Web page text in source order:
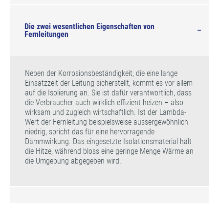
Die zwei wesentlichen Eigenschaften von
Fernleitungen
Neben der Korrosionsbeständigkeit, die eine lange
Einsatzzeit der Leitung sicherstellt, kommt es vor allem
auf die Isolierung an. Sie ist dafür verantwortlich, dass
die Verbraucher auch wirklich effizient heizen – also
wirksam und zugleich wirtschaftlich. Ist der Lambda-
Wert der Fernleitung beispielsweise aussergewöhnlich
niedrig, spricht das für eine hervorragende
Dämmwirkung. Das eingesetzte Isolationsmaterial hält
die Hitze, während bloss eine geringe Menge Wärme an
die Umgebung abgegeben wird.